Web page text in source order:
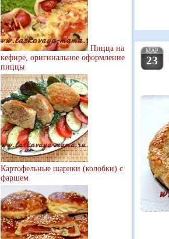
Пицца на
кефире, оригинальное оформление
пиццы
Картофельные шарики (колобки) с
фаршем
МАР
23